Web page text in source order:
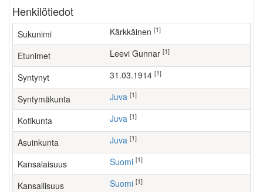
Henkilötiedot
Sukunimi Kärkkäinen [1]
Etunimet Leevi Gunnar [1]
Syntynyt 31.03.1914 [1]
Syntymäkunta Juva [1]
Kotikunta Juva [1]
Asuinkunta Juva [1]
Kansalaisuus Suomi [1]
Kansallisuus Suomi [1]